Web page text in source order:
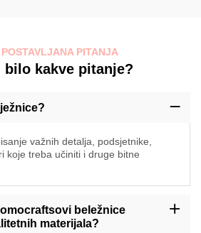
PITANJA
bilo kakve pitanje?
važnih detalja, podsjetnike,
koje treba učiniti i druge bitne
beležnice
materijala?